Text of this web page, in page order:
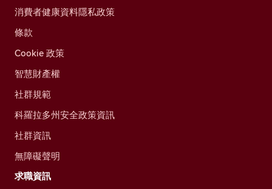
消費者健康資料隱私政策
條款
Cookie 政策
智慧財產權
社群規範
科羅拉多州安全政策資訊
社群資訊
無障礙聲明
求職資訊